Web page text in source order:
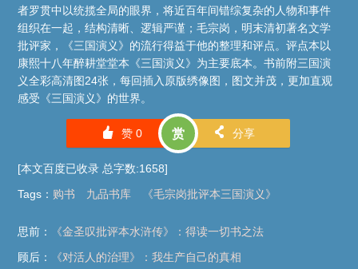
者罗贯中以统揽全局的眼界，将近百年间错综复杂的人物和事件
组织在一起，结构清晰、逻辑严谨；毛宗岗，明末清初著名文学
批评家，《三国演义》的流行得益于他的整理和评点。评点本以
康熙十八年醉耕堂堂本《三国演义》为主要底本。书前附三国演
义全彩高清图24张，每回插入原版绣像图，图文并茂，更加直观
感受《三国演义》的世界。
󰄼 赞 0 赏 󰄯 分享
[本文百度已收录 总字数:1658]
Tags ： 购书 九品书库 《毛宗岗批评本三国演义》
思前：
《金圣叹批评本水浒传》：得读一切书之法
顾后：
《对活人的治理》：我生产自己的真相